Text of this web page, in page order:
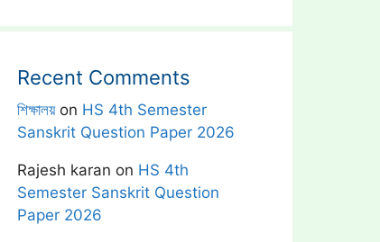
Recent Comments
শিক্ষালয়on HS 4th Semester
Sanskrit Question Paper 2026
Rajesh karan on HS 4th
Semester Sanskrit Question
Paper 2026